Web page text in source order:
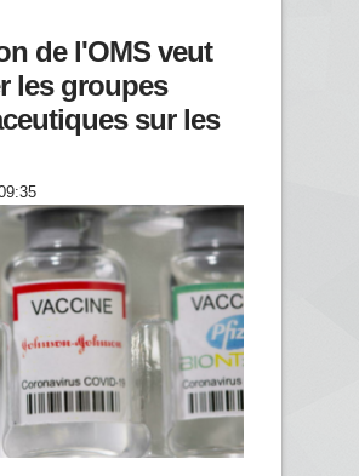
de l'OMS veut
les groupes
sur les